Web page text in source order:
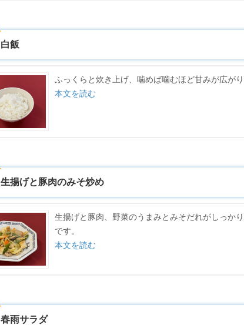
白飯
ふっくらと炊き上げ、噛めば噛むほど甘みが広がり
本文を読む
生揚げと豚肉のみそ炒め
生揚げと豚肉、野菜のうまみとみそだれがしっか
です。
本文を読む
春雨サラダ